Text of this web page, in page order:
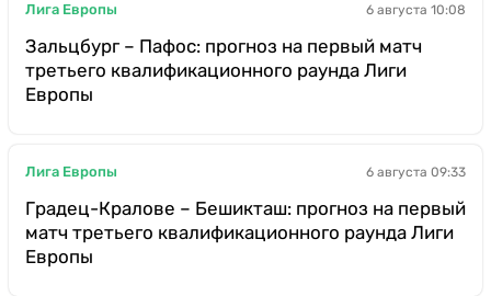
Лига Европы 6 августа 10:08
Зальцбург – Пафос: прогноз на первый матч
третьего квалификационного раунда Лиги
Европы
Лига Европы 6 августа 09:33
Градец-Кралове – Бешикташ: прогноз на первый
матч третьего квалификационного раунда Лиги
Европы